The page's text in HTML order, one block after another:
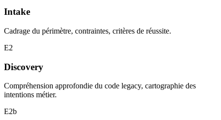
Intake
Cadrage du périmètre, contraintes, critères de réussite.
E2
Discovery
Compréhension approfondie du code legacy, cartographie des
intentions métier.
E2b